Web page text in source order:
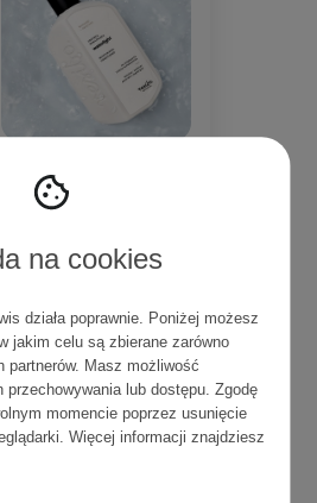
na cookies
działa poprawnie. Poniżej możesz
jakim celu są zbierane zarówno
Masz możliwość
przechowywania lub dostępu. Zgodę
momencie poprzez usunięcie
Więcej informacji znajdziesz